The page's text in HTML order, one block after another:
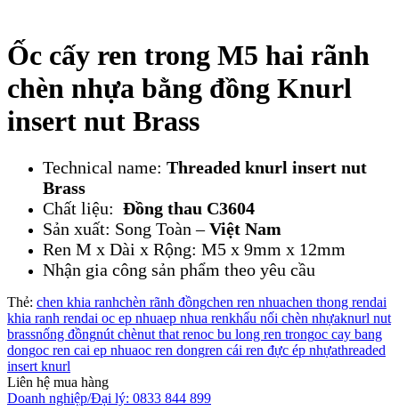
Ốc cấy ren trong M5 hai rãnh
chèn nhựa bằng đồng Knurl
insert nut Brass
Technical name: Threaded knurl insert nut
Brass
Chất liệu: Đồng thau C3604
Sản xuất: Song Toàn –Việt Nam
Ren M x Dài x Rộng: M5 x 9mm x 12mm
Nhận gia công sản phẩm theo yêu cầu
Thẻ: chen khia ranhchèn rãnh đồngchen ren nhuachen thong rendai
khia ranh rendai oc ep nhuaep nhua renkhẩu nối chèn nhựaknurl nut
brassnống đồngnút chènut that renoc bu long ren trongoc cay bang
dongoc ren cai ep nhuaoc ren dongren cái ren đực ép nhựathreaded
insert knurl
Liên hệ mua hàng
Doanh nghiệp/Đại lý: 0833 844 899